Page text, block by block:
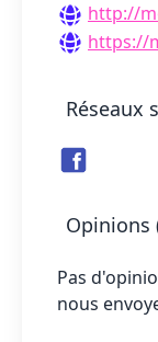
http://
https://
Réseaux
Opinions
Pas
nous